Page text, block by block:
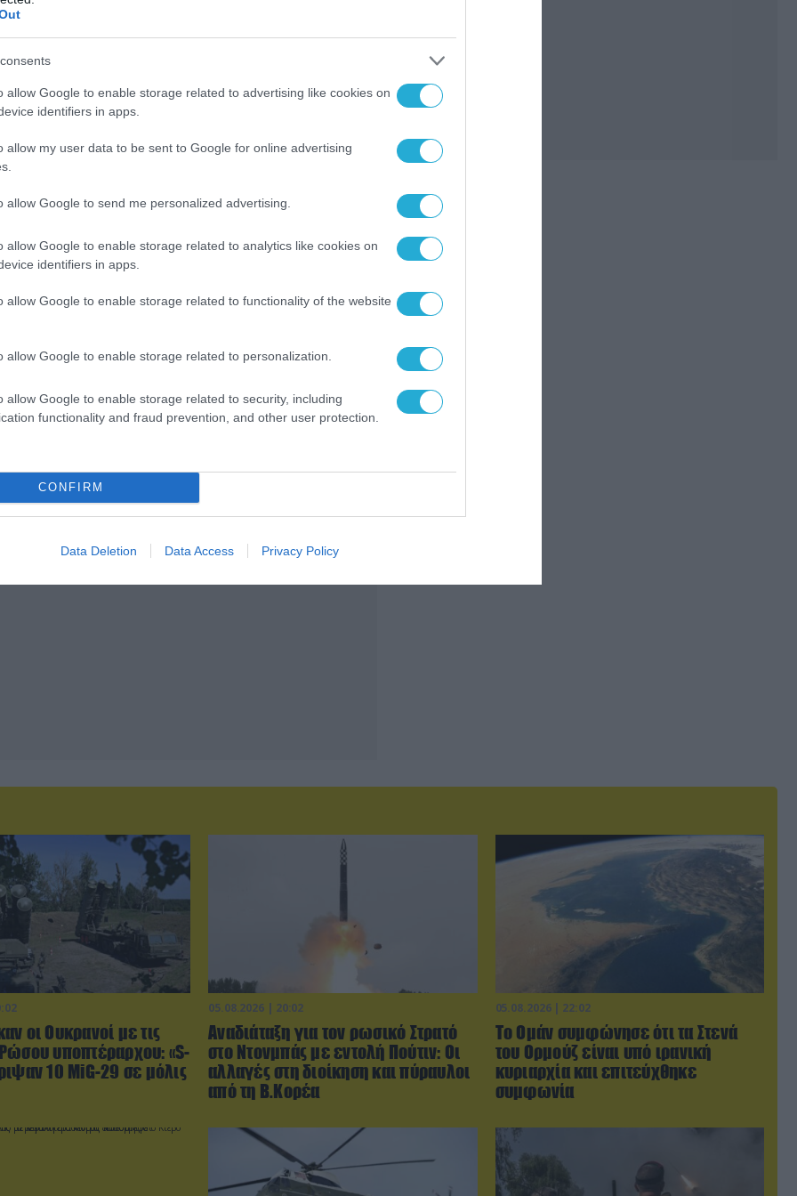
allow Google to enable storage related to advertising like cookies on
identifiers in apps.
allow my user data to be sent to Google for online advertising
allow Google to send me personalized advertising.
allow Google to enable storage related to analytics like cookies on
identifiers in apps.
allow Google to enable storage related to functionality of the website
allow Google to enable storage related to personalization.
allow Google to enable storage related to security, including
functionality and fraud prevention, and other user protection.
CONFIRM
Data Deletion Data Access Privacy Policy
ΑΡΘΡΟ
οι Ουκρανοί με τις
υποπτέραρχου: «S-
10 MiG-29 σε μόλις
05.08.2026 | 20:02
Αναδιάταξη για τον ρωσικό Στρατό
στο Ντονμπάς με εντολή Πούτιν: Οι
αλλαγές στη διοίκηση και πύραυλοι
από τη Β.Κορέα
05.08.2026 | 22:02
Το Ομάν συμφώνησε ότι τα Στενά
του Ορμούζ είναι υπό ιρανική
κυριαρχία και επιτεύχθηκε
συμφωνία